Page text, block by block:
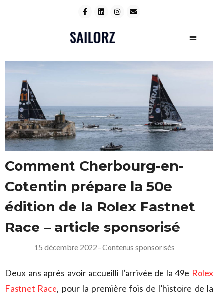
Comment Cherbourg-en-
Cotentin prépare la 50e
édition de la Rolex Fastnet
Race – article sponsorisé
15 décembre 2022–Contenus sponsorisés
Deux ans après avoir accueilli l’arrivée de la 49e Rolex
Fastnet Race, pour la première fois de l’histoire de la